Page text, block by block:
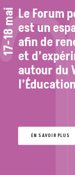
17-18 mai Le Forum
est un
afin de
et
autour du
EN SAVOIR PLUS